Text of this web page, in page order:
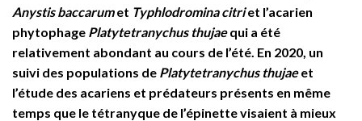
Anystis baccarumet Typhlodromina citriet l’acarien
phytophage Platytetranychus thujaequi a été
relativement abondant au cours de l’été. En 2020, un
suivi des populations de Platytetranychus thujaeet
l’étude des acariens et prédateurs présents en même
temps que le tétranyque de l’épinette visaient à mieux